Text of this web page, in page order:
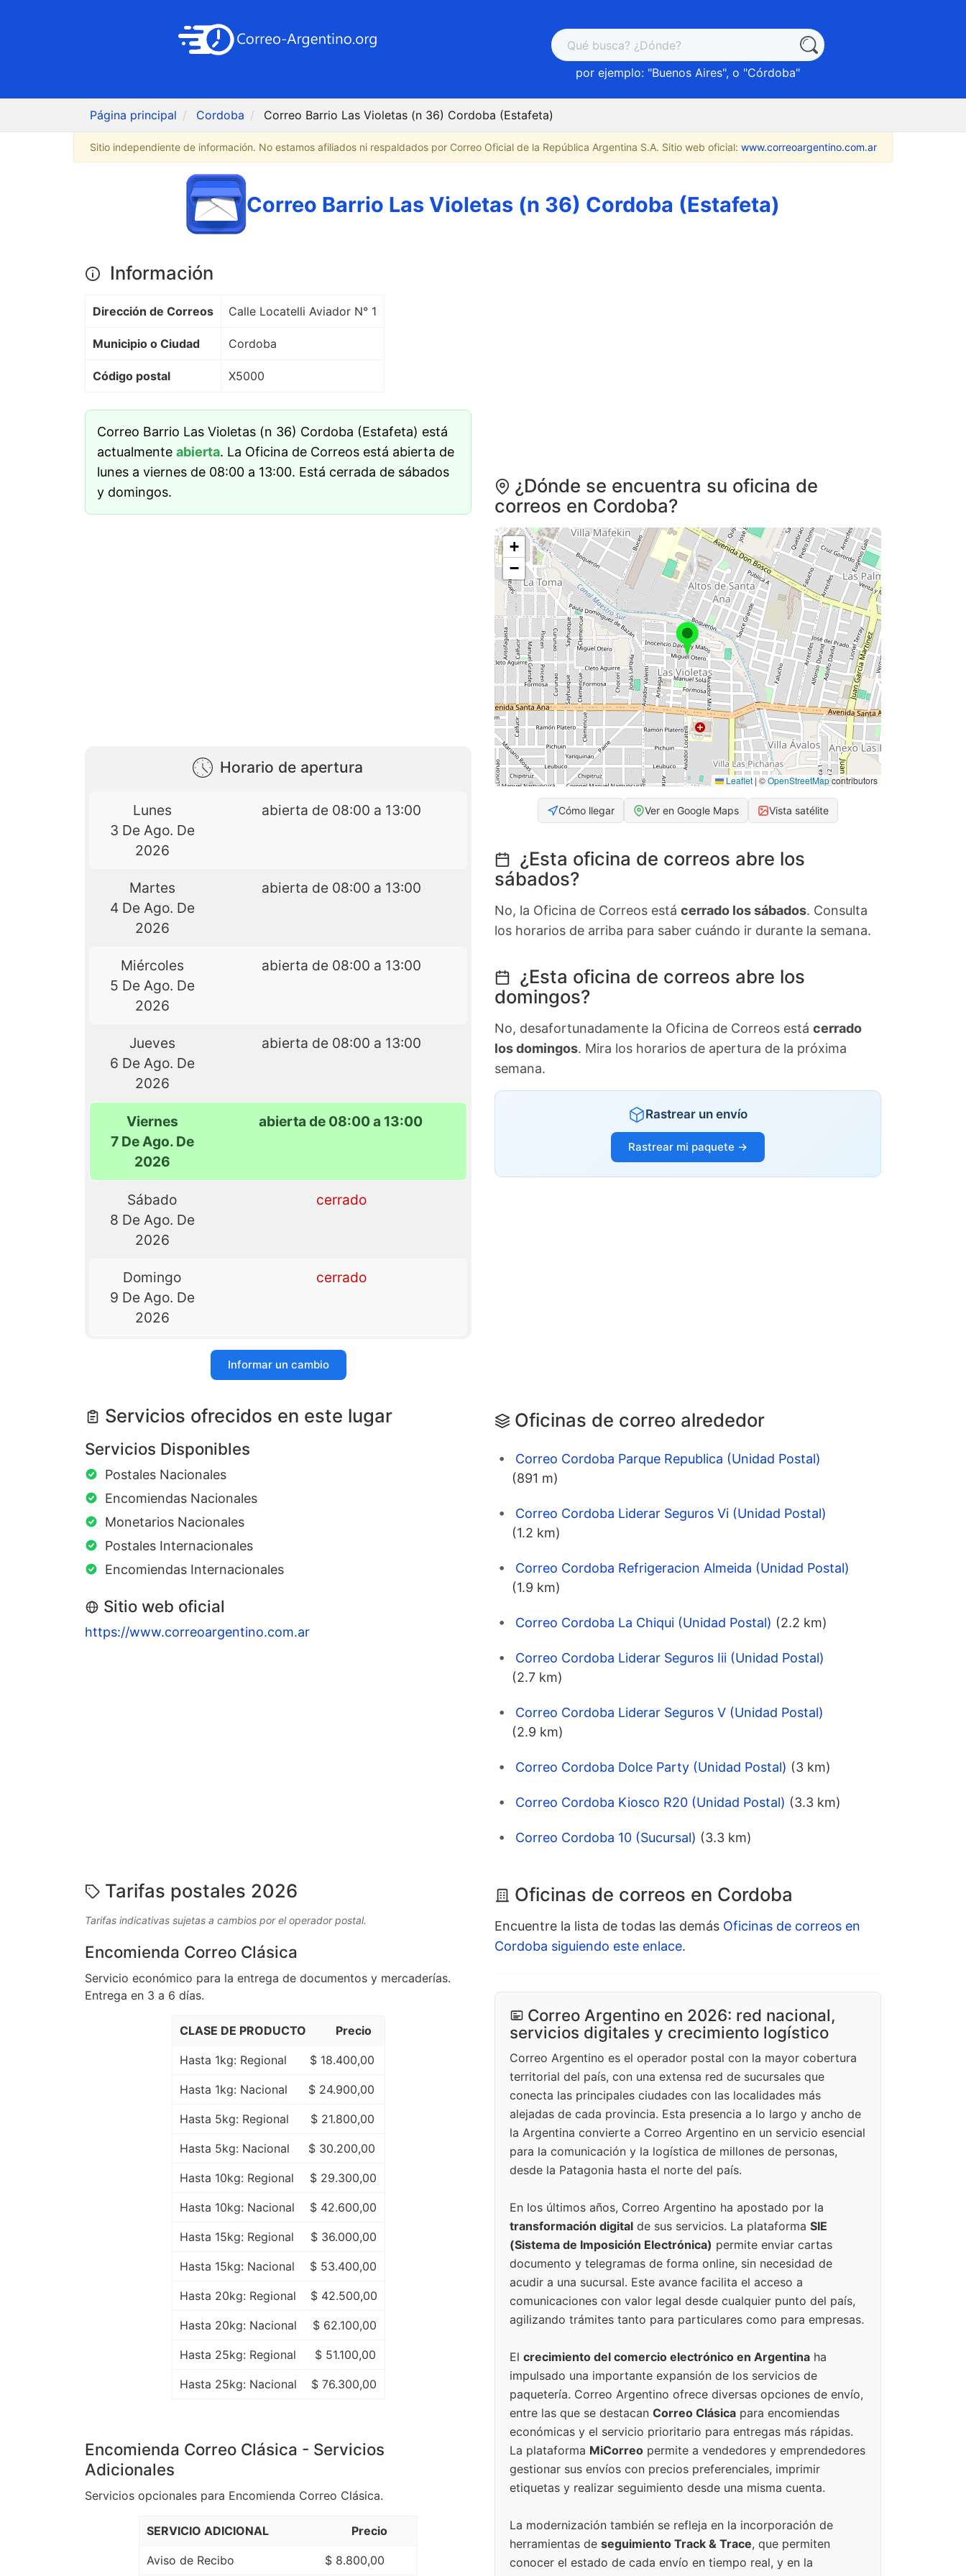
por ejemplo: "Buenos Aires", o "Córdoba"
Página principal Cordoba Correo Barrio Las Violetas (n 36) Cordoba (Estafeta)
Sitio independiente de información. No estamos afiliados ni respaldados por Correo Oficial de la República Argentina S.A. Sitio web oficial: www.correoargentino.com.ar
Correo Barrio Las Violetas (n 36) Cordoba (Estafeta)
Información
Dirección de Correos Calle Locatelli Aviador N° 1
Municipio o Ciudad Cordoba
Código postal X5000
Correo Barrio Las Violetas (n 36) Cordoba (Estafeta) está
actualmente abierta. La Oficina de Correos está abierta de
lunes a viernes de 08:00 a 13:00. Está cerrada de sábados
y domingos.
Horario de apertura
Lunes
3 De Ago. De
2026
abierta de 08:00 a 13:00
Martes
4 De Ago. De
2026
abierta de 08:00 a 13:00
Miércoles
5 De Ago. De
2026
abierta de 08:00 a 13:00
Jueves
6 De Ago. De
2026
abierta de 08:00 a 13:00
Viernes
7 De Ago. De
2026
abierta de 08:00 a 13:00
Sábado
8 De Ago. De
2026
cerrado
Domingo
9 De Ago. De
2026
cerrado
Informar un cambio
Servicios ofrecidos en este lugar
Servicios Disponibles
Postales Nacionales
Encomiendas Nacionales
Monetarios Nacionales
Postales Internacionales
Encomiendas Internacionales
Sitio web oficial
https://www.correoargentino.com.ar
Tarifas postales 2026
Tarifas indicativas sujetas a cambios por el operador postal.
Encomienda Correo Clásica
Servicio económico para la entrega de documentos y mercaderías.
Entrega en 3 a 6 días.
CLASE DE PRODUCTO Precio
Hasta 1kg: Regional $ 18.400,00
Hasta 1kg: Nacional $ 24.900,00
Hasta 5kg: Regional $ 21.800,00
Hasta 5kg: Nacional $ 30.200,00
Hasta 10kg: Regional $ 29.300,00
Hasta 10kg: Nacional $ 42.600,00
Hasta 15kg: Regional $ 36.000,00
Hasta 15kg: Nacional $ 53.400,00
Hasta 20kg: Regional $ 42.500,00
Hasta 20kg: Nacional $ 62.100,00
Hasta 25kg: Regional $ 51.100,00
Hasta 25kg: Nacional $ 76.300,00
Encomienda Correo Clásica - Servicios
Adicionales
Servicios opcionales para Encomienda Correo Clásica.
SERVICIO ADICIONAL Precio
Aviso de Recibo $ 8.800,00
¿Dónde se encuentra su oficina de
correos en Cordoba?
+
−
Leaflet | ©OpenStreetMapcontributors
Cómo llegar Ver en Google Maps Vista satélite
¿Esta oficina de correos abre los
sábados?
No, la Oficina de Correos está cerrado los sábados. Consulta
los horarios de arriba para saber cuándo ir durante la semana.
¿Esta oficina de correos abre los
domingos?
No, desafortunadamente la Oficina de Correos está cerrado
los domingos. Mira los horarios de apertura de la próxima
semana.
Rastrear un envío
Rastrear mi paquete →
Oficinas de correo alrededor
Correo Cordoba Parque Republica (Unidad Postal)
(891 m)
Correo Cordoba Liderar Seguros Vi (Unidad Postal)
(1.2 km)
Correo Cordoba Refrigeracion Almeida (Unidad Postal)
(1.9 km)
Correo Cordoba La Chiqui (Unidad Postal) (2.2 km)
Correo Cordoba Liderar Seguros Iii (Unidad Postal)
(2.7 km)
Correo Cordoba Liderar Seguros V (Unidad Postal)
(2.9 km)
Correo Cordoba Dolce Party (Unidad Postal) (3 km)
Correo Cordoba Kiosco R20 (Unidad Postal) (3.3 km)
Correo Cordoba 10 (Sucursal) (3.3 km)
Oficinas de correos en Cordoba
Encuentre la lista de todas las demás Oficinas de correos en
Cordoba siguiendo este enlace.
Correo Argentino en 2026: red nacional,
servicios digitales y crecimiento logístico
Correo Argentino es el operador postal con la mayor cobertura
territorial del país, con una extensa red de sucursales que
conecta las principales ciudades con las localidades más
alejadas de cada provincia. Esta presencia a lo largo y ancho de
la Argentina convierte a Correo Argentino en un servicio esencial
para la comunicación y la logística de millones de personas,
desde la Patagonia hasta el norte del país.
En los últimos años, Correo Argentino ha apostado por la
transformación digital de sus servicios. La plataforma SIE
(Sistema de Imposición Electrónica) permite enviar cartas
documento y telegramas de forma online, sin necesidad de
acudir a una sucursal. Este avance facilita el acceso a
comunicaciones con valor legal desde cualquier punto del país,
agilizando trámites tanto para particulares como para empresas.
El crecimiento del comercio electrónico en Argentina ha
impulsado una importante expansión de los servicios de
paquetería. Correo Argentino ofrece diversas opciones de envío,
entre las que se destacan Correo Clásica para encomiendas
económicas y el servicio prioritario para entregas más rápidas.
La plataforma MiCorreo permite a vendedores y emprendedores
gestionar sus envíos con precios preferenciales, imprimir
etiquetas y realizar seguimiento desde una misma cuenta.
La modernización también se refleja en la incorporación de
herramientas de seguimiento Track & Trace, que permiten
conocer el estado de cada envío en tiempo real, y en la